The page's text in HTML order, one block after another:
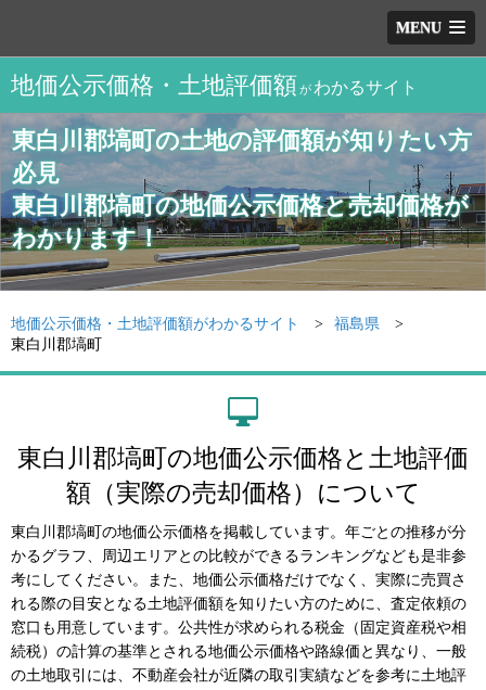
MENU
地価公示価格・土地評価額が わかるサイト
東白川郡塙町の土地の評価額が知りたい方
必見
東白川郡塙町の地価公示価格と売却価格が
わかります！
地価公示価格・土地評価額がわかるサイト
福島県
東白川郡塙町
東白川郡塙町の地価公示価格と土地評価
額（実際の売却価格）について
東白川郡塙町の地価公示価格を掲載しています。年ごとの推移が分
かるグラフ、周辺エリアとの比較ができるランキングなども是非参
考にしてください。また、地価公示価格だけでなく、実際に売買さ
れる際の目安となる土地評価額を知りたい方のために、査定依頼の
窓口も用意しています。公共性が求められる税金（固定資産税や相
続税）の計算の基準とされる地価公示価格や路線価と異なり、一般
の土地取引には、不動産会社が近隣の取引実績などを参考に土地評